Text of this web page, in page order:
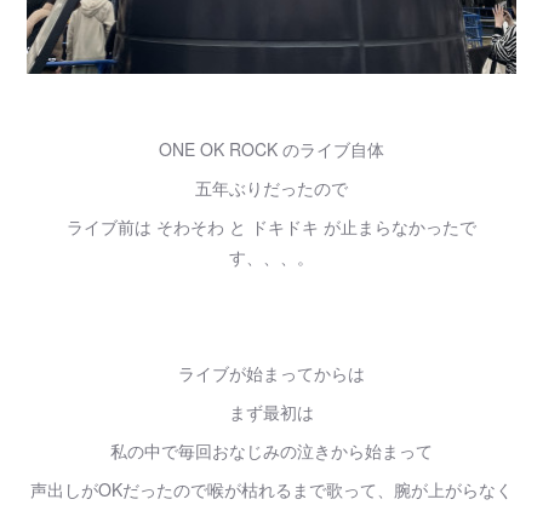
ONE OK ROCK のライブ自体
五年ぶりだったので
ライブ前は そわそわ と ドキドキ が止まらなかったで
す、、、。
ライブが始まってからは
まず最初は
私の中で毎回おなじみの泣きから始まって
声出しがOKだったので喉が枯れるまで歌って、腕が上がらなく